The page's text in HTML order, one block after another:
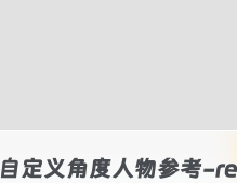
自定义角度人物参考-